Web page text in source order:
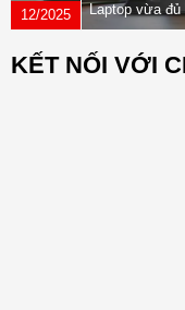
12/2025
Laptop vừa đủ
nhẹ” dành cho
KẾT NỐI VỚI